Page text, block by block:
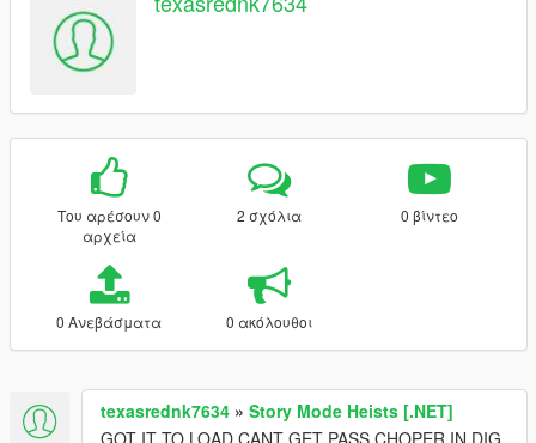
Του αρέσουν 0
αρχεία
2 σχόλια 0 βίντεο
0 Ανεβάσματα 0 ακόλουθοι
texasrednk7634 » Story Mode Heists [.NET]
GOT IT TO LOAD CANT GET PASS CHOPER IN DIG